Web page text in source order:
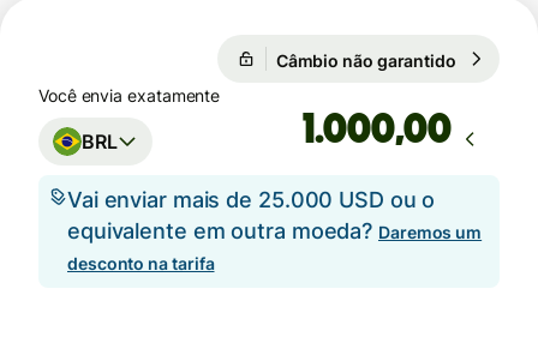
Câmbio não garantido
Você envia exatamente
BRL ,00
Vai enviar mais de 25.000 USD ou o
equivalente em outra moeda? Daremos um
desconto na tarifa